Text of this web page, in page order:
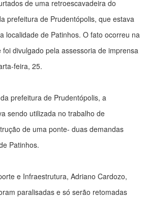
de uma retroescavadeira do
prefeitura de Prudentópolis, que estava
localidade de Patinhos. O fato ocorreu na
divulgado pela assessoria de imprensa
feira, 25.
prefeitura de Prudentópolis, a
sendo utilizada no trabalho de
de uma ponte- duas demandas
Patinhos.
e Infraestrutura, Adriano Cardozo,
paralisadas e só serão retomadas